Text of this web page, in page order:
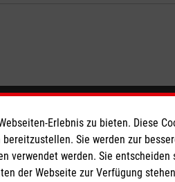
Die Malteser
Malteser in Deutschland
Malteserorden
Erlebnis zu bieten. Diese
Sie werden zur
verwendet werden. Sie
der Webseite zur Verfügung